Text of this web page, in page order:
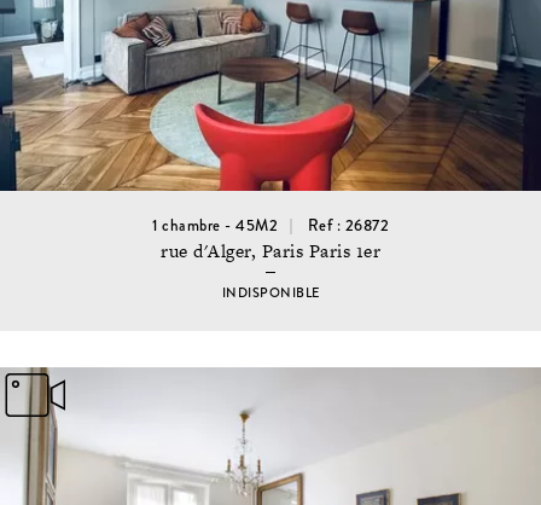
1 chambre - 45M2 Ref : 26872
rue d'Alger, Paris Paris 1er
INDISPONIBLE